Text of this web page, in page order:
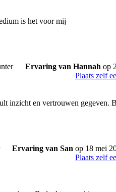
is het voor mij
Ervaring van Hannah op
Plaats zelf
inzicht en vertrouwen gegeven.
Ervaring van San op 18 mei
Plaats zelf